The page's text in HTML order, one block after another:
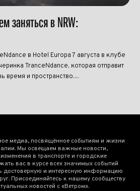
заняться в NRW:
в Hotel Europa 7 августа в клубе
TranceNdance, которая отправит
время и пространство....
медиа, посвящённое событиям и жизни
Мы освещаем важные новости,
в транспорте и городские
вас в курсе всех значимых событий
достоверную и интересную информацию
Присоединяйтесь к нашему сообществу
новостей с «Ветром».